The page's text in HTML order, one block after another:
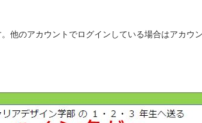
アカウントでログインしている場合はアカウン